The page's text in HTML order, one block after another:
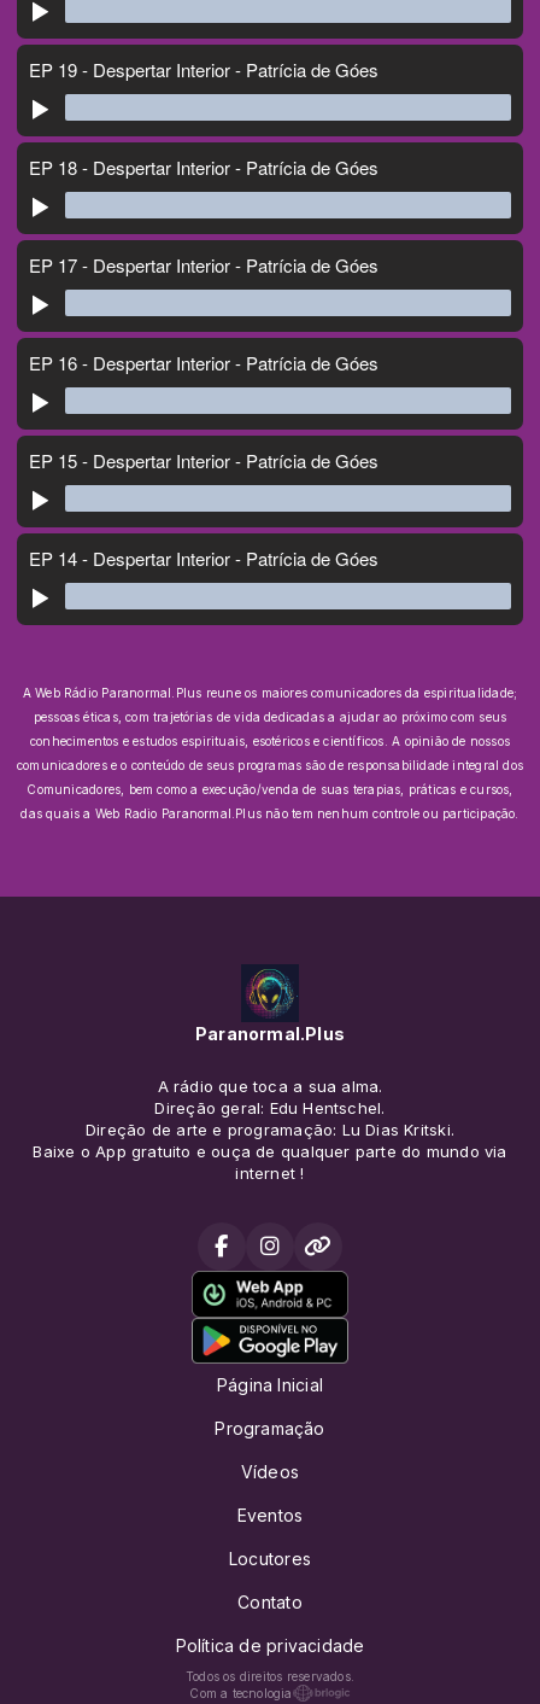
A Web Rádio Paranormal.Plus reune os maiores comunicadores da espiritualidade;
pessoas éticas, com trajetórias de vida dedicadas a ajudar ao próximo com seus
conhecimentos e estudos espirituais, esotéricos e científicos.A opinião de nossos
comunicadores e o conteúdo de seus programas são de responsabilidade integral dos
Comunicadores, bem como a execução/venda de suas terapias, práticas e cursos,
das quais a Web Radio Paranormal.Plus não tem nenhum controle ou participação.
Paranormal.Plus
A rádio que toca a sua alma.
Direção geral: Edu Hentschel.
Direção de arte e programação: Lu Dias Kritski.
Baixe o App gratuito e ouça de qualquer parte do mundo via
internet !
Página Inicial
Programação
Vídeos
Eventos
Locutores
Contato
Política de privacidade
Todos os direitos reservados.
Com a tecnologia